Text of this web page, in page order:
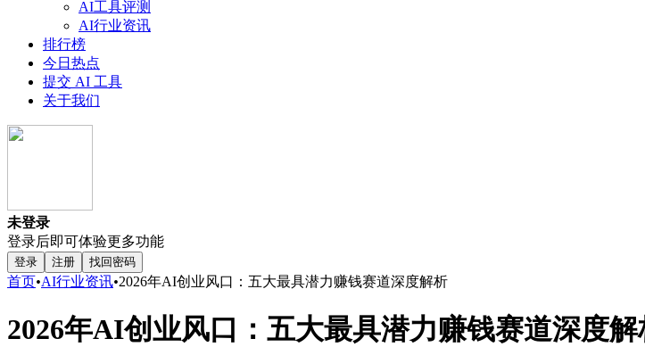
AI工具评测
AI行业资讯
排行榜
今日热点
提交 AI 工具
关于我们
未登录
登录后即可体验更多功能
登录 注册 找回密码
首页•AI行业资讯•2026年AI创业风口：五大最具潜力赚钱赛道深度解析
2026年AI创业风口：五大最具潜力赚钱赛道深度解